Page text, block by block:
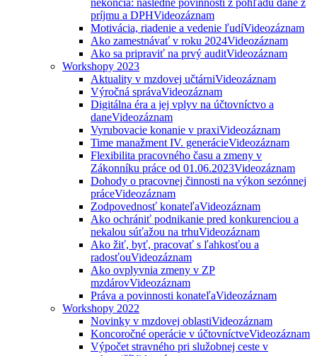
príjmu a DPHVideozáznam
Motivácia, riadenie a vedenie ľudíVideozáznam
Ako zamestnávať v roku 2024Videozáznam
Ako sa pripraviť na prvý auditVideozáznam
Workshopy 2023
Aktuality v mzdovej učtárniVideozáznam
Výročná správaVideozáznam
Digitálna éra a jej vplyv na účtovníctvo a
daneVideozáznam
Vyrubovacie konanie v praxiVideozáznam
Time manažment IV. generácieVideozáznam
Flexibilita pracovného času a zmeny v
Zákonníku práce od 01.06.2023Videozáznam
Dohody o pracovnej činnosti na výkon sezónnej
práceVideozáznam
Zodpovednosť konateľaVideozáznam
Ako ochrániť podnikanie pred konkurenciou a
nekalou súťažou na trhuVideozáznam
Ako žiť, byť, pracovať s ľahkosťou a
radosťouVideozáznam
Ako ovplyvnia zmeny v ZP
mzdárovVideozáznam
Práva a povinnosti konateľaVideozáznam
Workshopy 2022
Novinky v mzdovej oblastiVideozáznam
Koncoročné operácie v účtovníctveVideozáznam
Výpočet stravného pri služobnej ceste v